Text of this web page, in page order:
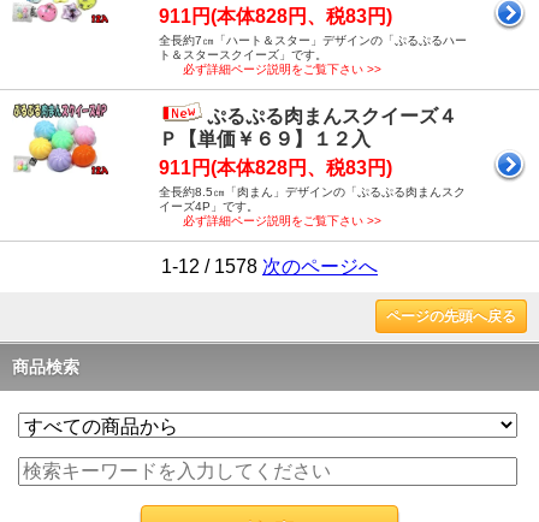
911円(本体828円、税83円)
全長約7㎝「ハート＆スター」デザインの「ぷるぷるハー
ト＆スタースクイーズ」です。
必ず詳細ページ説明をご覧下さい >>
ぷるぷる肉まんスクイーズ４
Ｐ【単価￥６９】１２入
911円(本体828円、税83円)
全長約8.5㎝「肉まん」デザインの「ぷるぷる肉まんスク
イーズ4P」です。
必ず詳細ページ説明をご覧下さい >>
1-12 / 1578 次のページへ
ページの先頭へ戻る
商品検索